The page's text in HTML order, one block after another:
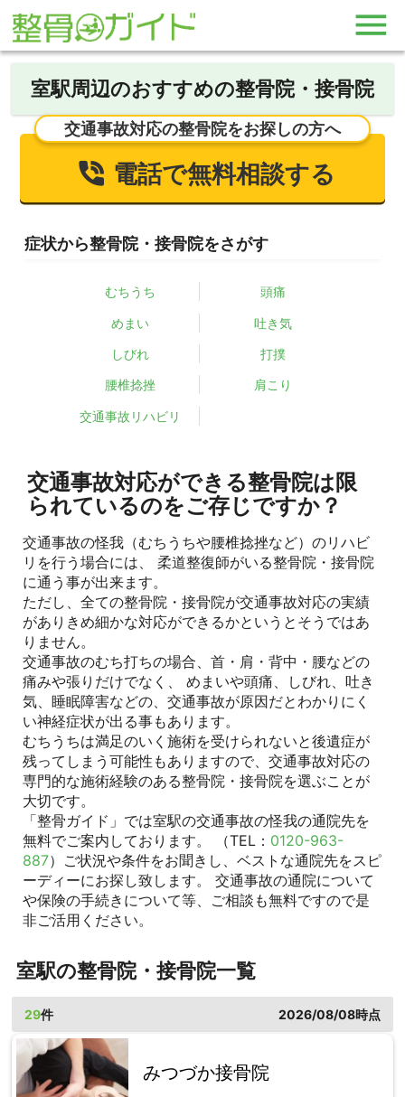
室駅周辺のおすすめの整骨院・接骨院
交通事故対応の整骨院をお探しの方へ
電話で無料相談する
症状から整骨院・接骨院をさがす
むちうち 頭痛
めまい 吐き気
しびれ 打撲
腰椎捻挫 肩こり
交通事故リハビリ
交通事故対応ができる整骨院は限
られているのをご存じですか？
交通事故の怪我（むちうちや腰椎捻挫など）のリハビ
リを行う場合には、 柔道整復師がいる整骨院・接骨院
に通う事が出来ます。
ただし、全ての整骨院・接骨院が交通事故対応の実績
がありきめ細かな対応ができるかというとそうではあ
りません。
交通事故のむち打ちの場合、首・肩・背中・腰などの
痛みや張りだけでなく、 めまいや頭痛、しびれ、吐き
気、睡眠障害などの、交通事故が原因だとわかりにく
い神経症状が出る事もあります。
むちうちは満足のいく施術を受けられないと後遺症が
残ってしまう可能性もありますので、交通事故対応の
専門的な施術経験のある整骨院・接骨院を選ぶことが
大切です。
「整骨ガイド」では室駅の交通事故の怪我の通院先を
無料でご案内しております。 （TEL： 0120-963-
887）ご状況や条件をお聞きし、ベストな通院先をスピ
ーディーにお探し致します。 交通事故の通院について
や保険の手続きについて等、ご相談も無料ですので是
非ご活用ください。
室駅の整骨院・接骨院一覧
29件 2026/08/08時点
みつづか接骨院